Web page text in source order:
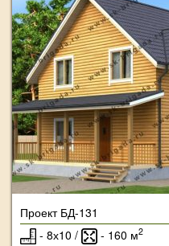
Проект БД-131
- 8х10 /
- 160 м2